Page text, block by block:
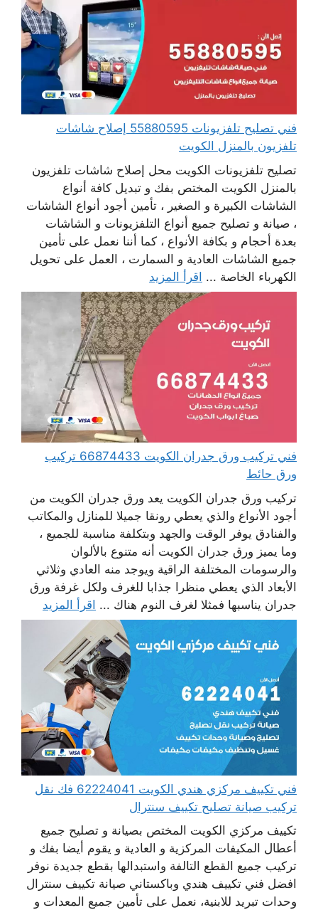
فني تصليح تلفزيونات 55880595 إصلاح شاشات
تلفزيون بالمنزل الكويت
تصليح تلفزيونات الكويت محل إصلاح شاشات تلفزيون
بالمنزل الكويت المختص بفك و تبديل كافة أنواع
الشاشات الكبيرة و الصغير ، تأمين أجود أنواع الشاشات
، صيانة و تصليح جميع أنواع التلفزيونات و الشاشات
بعدة أحجام و بكافة الأنواع ، كما أننا نعمل على تأمين
جميع الشاشات العادية و السمارت ، العمل على تحويل
الكهرباء الخاصة ... اقرأ المزيد
فني تركيب ورق جدران الكويت 66874433 تركيب
ورق حائط
تركيب ورق جدران الكويت يعد ورق جدران الكويت من
أجود الأنواع والذي يعطي رونقا جميلا للمنازل والمكاتب
والفنادق يوفر الوقت والجهد وبتكلفة مناسبة للجميع ،
وما يميز ورق جدران الكويت أنه متنوع بالألوان
والرسومات المختلفة الراقية ويوجد منه العادي وثلاثي
الأبعاد الذي يعطي منظرا جذابا للغرف ولكل غرفة ورق
جدران يناسبها فمثلا لغرف النوم هناك ... اقرأ المزيد
فني تكييف مركزي هندي الكويت 62224041 فك نقل
تركيب صيانة تصليح تكييف سنترال
تكييف مركزي الكويت المختص بصيانة و تصليح جميع
أعطال المكيفات المركزية و العادية و يقوم أيضا بفك و
تركيب جميع القطع التالفة واستبدالها بقطع جديدة نوفر
افضل فني تكييف هندي وباكستاني صيانة تكييف سنترال
وحدات تبريد للابنية، نعمل على تأمين جميع المعدات و